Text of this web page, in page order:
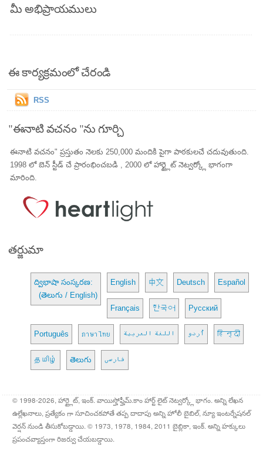
మీ అభిప్రాయములు
ఈ కార్యక్రమంలో చేరండి
RSS
"ఈనాటి వచనం "ను గూర్చి
ఈనాటి వచనం" ప్రస్తుతం నెలకు 250,000 మందికి పైగా పాఠకులచే చదువుతుంది.
1998 లో బెన్ స్టీడ్ చే ప్రారంభించబడి , 2000 లో హార్ట్లైట్ నెట్వర్క్లో భాగంగా
మారింది.
తర్జుమా
ద్విభాషా సంస్కరణ:
(తెలుగు / English)
English 中文 Deutsch Español
Français 한국어 Русский
Português ภาษาไทย اللغة العربية اُردو हिन्दी
தமிழ் తెలుగు فارسی
© 1998-2026, హార్ట్లైట్, ఇంక్. వాయిస్హోఫ్హీమ్.కాం హార్ట్ లైట్ నెట్వర్క్లో భాగం. అన్ని లేఖన
ఉల్లేఖనాలు, ప్రత్యేకం గా సూచించకపోతే తప్ప దాదాపు అన్ని హోలీ బైబిల్, న్యూ ఇంటర్నేషనల్
వెర్షన్ నుండి తీసుకోబడ్డాయి. © 1973, 1978, 1984, 2011 బైబ్లికా, ఇంక్. అన్ని హక్కులు
ప్రపంచవ్యాప్తంగా రిజర్వు చేయబడ్డాయి.